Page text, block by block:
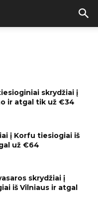
skrydžiai į
ir atgal tik už €34
į Korfu tiesiogiai iš
už €64
skrydžiai į
iš Vilniaus ir atgal